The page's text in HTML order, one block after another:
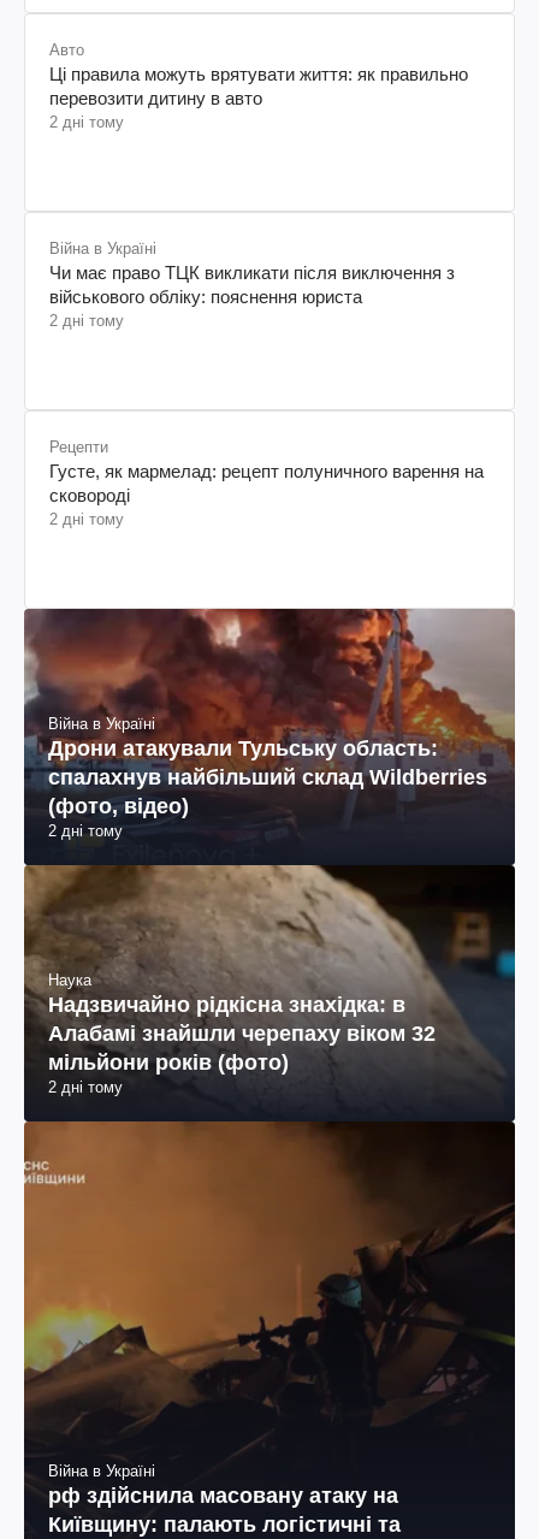
Авто
Ці правила можуть врятувати життя: як правильно
перевозити дитину в авто
2 дні тому
Війна в Україні
Чи має право ТЦК викликати після виключення з
військового обліку: пояснення юриста
2 дні тому
Рецепти
Густе, як мармелад: рецепт полуничного варення на
сковороді
2 дні тому
Війна в Україні
Дрони атакували Тульську область:
спалахнув найбільший склад Wildberries
(фото, відео)
2 дні тому
Наука
Надзвичайно рідкісна знахідка: в
Алабамі знайшли черепаху віком 32
мільйони років (фото)
2 дні тому
Війна в Україні
рф здійснила масовану атаку на
Київщину: палають логістичні та